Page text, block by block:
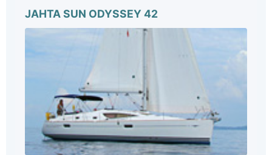
JAHTA SUN ODYSSEY 42